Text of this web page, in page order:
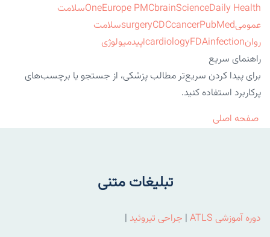
OneEurope PMCbrainScienceDaily Health
سلامت
عمومی
surgeryCDCcancerPubMed
سلامت
روان
cardiologyFDAinfection
اپیدمیولوژی
راهنمای سریع
برای پیدا کردن سریع‌تر مطالب پزشکی، از جستجو یا برچسب‌های
پرکاربرد استفاده کنید.
صفحه اصلی
تبلیغات متنی
دوره آموزشی ATLS | جراحی تیروئید |